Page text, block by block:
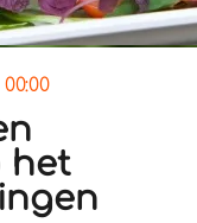
00:00
het